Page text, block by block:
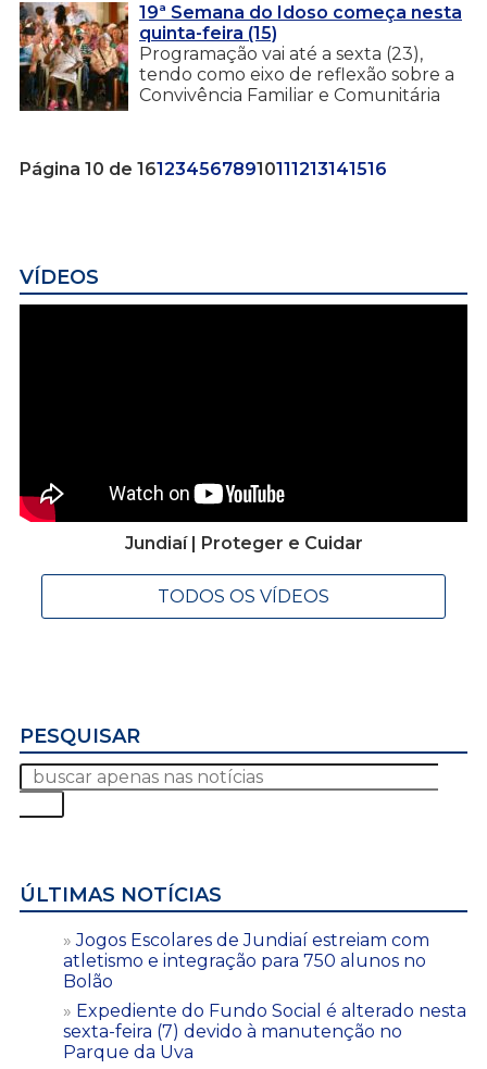
19ª Semana do Idoso começa nesta
quinta-feira (15)
Programação vai até a sexta (23),
tendo como eixo de reflexão sobre a
Convivência Familiar e Comunitária
Página 10 de 1612345678910111213141516
VÍDEOS
Jundiaí | Proteger e Cuidar
TODOS OS VÍDEOS
PESQUISAR
ÚLTIMAS NOTÍCIAS
Jogos Escolares de Jundiaí estreiam com
atletismo e integração para 750 alunos no
Bolão
Expediente do Fundo Social é alterado nesta
sexta-feira (7) devido à manutenção no
Parque da Uva